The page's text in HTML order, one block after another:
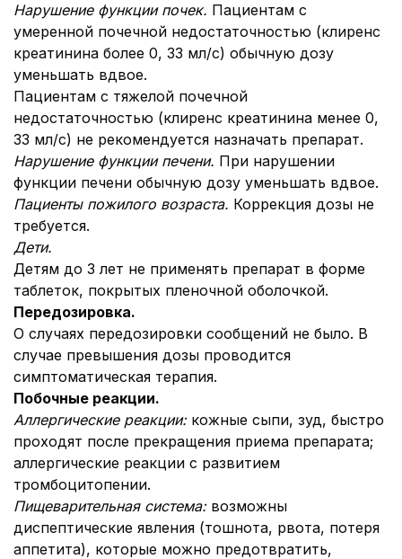
Нарушение функции почек. Пациентам с
умеренной почечной недостаточностью (клиренс
креатинина более 0, 33 мл/с) обычную дозу
уменьшать вдвое.
Пациентам с тяжелой почечной
недостаточностью (клиренс креатинина менее 0,
33 мл/с) не рекомендуется назначать препарат.
Нарушение функции печени. При нарушении
функции печени обычную дозу уменьшать вдвое.
Пациенты пожилого возраста. Коррекция дозы не
требуется.
Дети.
Детям до 3 лет не применять препарат в форме
таблеток, покрытых пленочной оболочкой.
Передозировка.
О случаях передозировки сообщений не было. В
случае превышения дозы проводится
симптоматическая терапия.
Побочные реакции.
Аллергические реакции: кожные сыпи, зуд, быстро
проходят после прекращения приема препарата;
аллергические реакции с развитием
тромбоцитопении.
Пищеварительная система: возможны
диспептические явления (тошнота, рвота, потеря
аппетита), которые можно предотвратить,